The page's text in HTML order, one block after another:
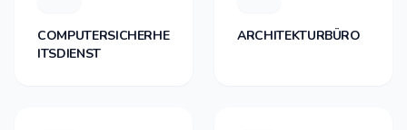
COMPUTERSICHERHE
ITSDIENST
ARCHITEKTURBÜRO